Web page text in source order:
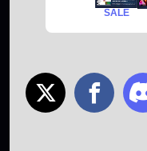
SALE